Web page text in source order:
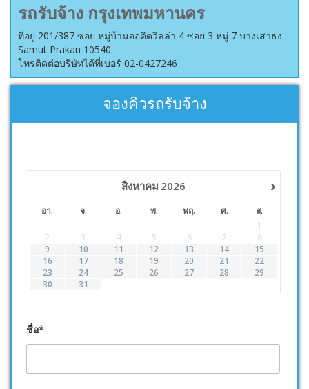
รถรับจ้าง กรุงเทพมหานคร
ที่อยู่ 201/387 ซอย หมู่บ้านออคิดวิลล่า 4 ซอย 3 หมู่ 7 บางเสาธง
Samut Prakan 10540
โทรติดต่อบริษัทได้ที่เบอร์ 02-0427246
จองคิวรถรับจ้าง
›
สิงหาคม 2026
อา. จ. อ. พ. พฤ. ศ.
ส.
1
2
3 4 5 6 7
8
9
10 11 12 13 14
15
16
17 18 19 20 21
22
23
24 25 26 27 28
29
30
31
ชื่อ*